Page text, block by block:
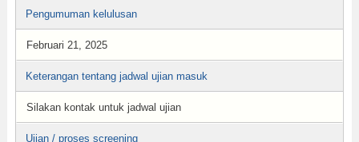
Pengumuman kelulusan
Februari 21, 2025
Keterangan tentang jadwal ujian masuk
Silakan kontak untuk jadwal ujian
Ujian / proses screening